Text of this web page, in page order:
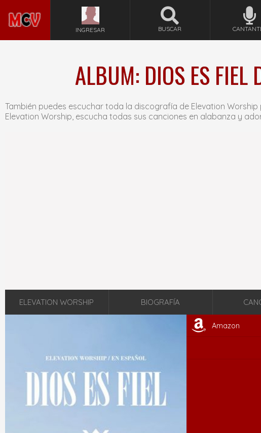
INGRESAR BUSCAR
ALBUM: DIOS ES FIEL
También puedes escuchar toda la discografía de Elevation
Elevation Worship, escucha todas sus canciones en alabanza y
ELEVATION WORSHIP BIOGRAFÍA
Amazon